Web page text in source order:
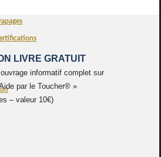
LIVRE GRATUIT
informatif complet sur
par le Toucher® »
– valeur 10€)